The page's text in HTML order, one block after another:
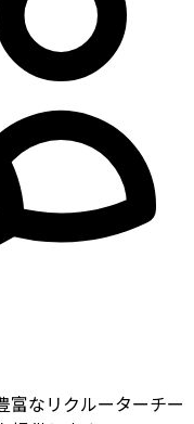
富なリクルーターチー